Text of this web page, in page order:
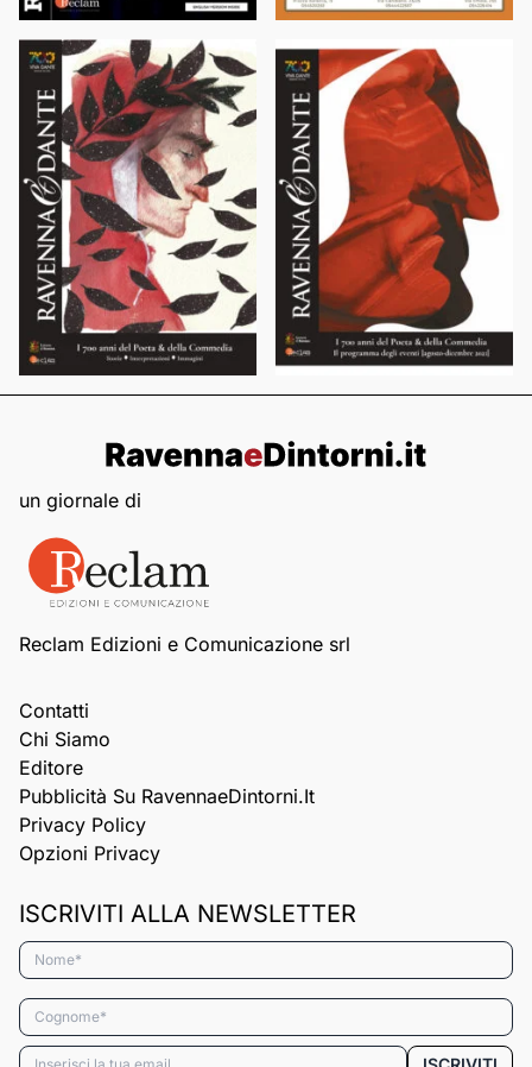
un giornale di
Reclam Edizioni e Comunicazione srl
Contatti
Chi Siamo
Editore
Pubblicità Su RavennaeDintorni.it
Privacy Policy
Opzioni Privacy
ISCRIVITI ALLA NEWSLETTER
Nome*
Cognome*
Email*